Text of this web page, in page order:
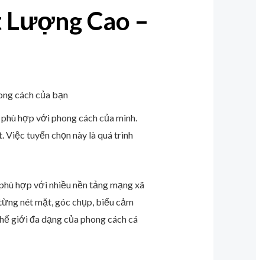
Cao –
hợp với phong cách của mình.
tuyển chọn này là quá trình
hợp với nhiều nền tảng mạng xã
nét mặt, góc chụp, biểu cảm
giới đa dạng của phong cách cá